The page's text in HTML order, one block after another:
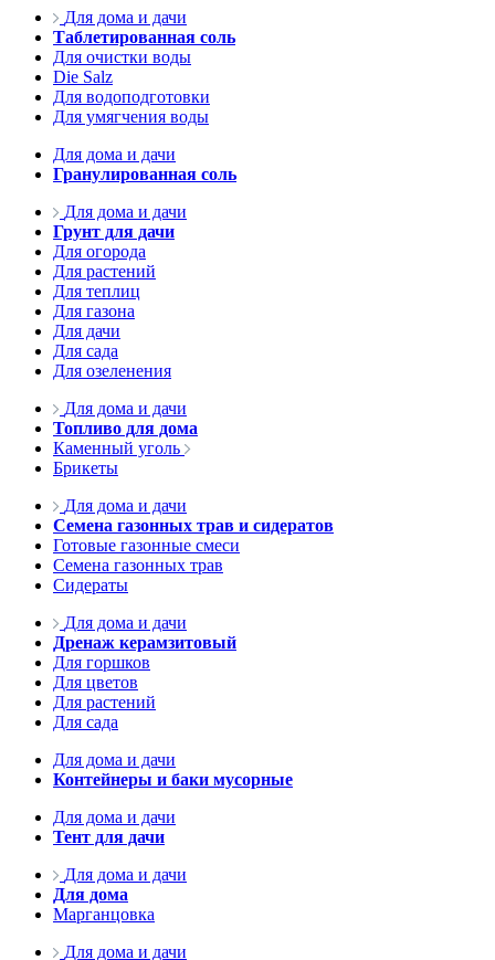
Для дома и дачи
Таблетированная соль
Для очистки воды
Die Salz
Для водоподготовки
Для умягчения воды
Для дома и дачи
Гранулированная соль
Для дома и дачи
Грунт для дачи
Для огорода
Для растений
Для теплиц
Для газона
Для дачи
Для сада
Для озеленения
Для дома и дачи
Топливо для дома
Каменный уголь
Брикеты
Для дома и дачи
Семена газонных трав и сидератов
Готовые газонные смеси
Семена газонных трав
Сидераты
Для дома и дачи
Дренаж керамзитовый
Для горшков
Для цветов
Для растений
Для сада
Для дома и дачи
Контейнеры и баки мусорные
Для дома и дачи
Тент для дачи
Для дома и дачи
Для дома
Марганцовка
Для дома и дачи